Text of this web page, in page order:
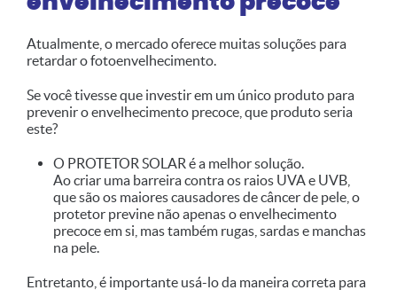
Atualmente, o mercado oferece muitas soluções para
retardar o fotoenvelhecimento.
Se você tivesse que investir em um único produto para
prevenir o envelhecimento precoce, que produto seria
este?
O PROTETOR SOLAR é a melhor solução.
Ao criar uma barreira contra os raios UVA e UVB,
que são os maiores causadores de câncer de pele, o
protetor previne não apenas o envelhecimento
precoce em si, mas também rugas, sardas e manchas
na pele.
Entretanto, é importante usá-lo da maneira correta para